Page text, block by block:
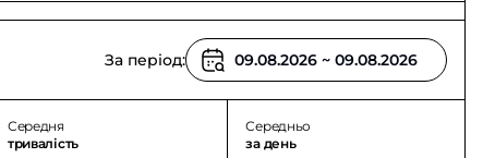
За період:
Середня
тривалість
Середньо
за день